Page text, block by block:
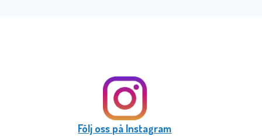
Följ oss på Instagram